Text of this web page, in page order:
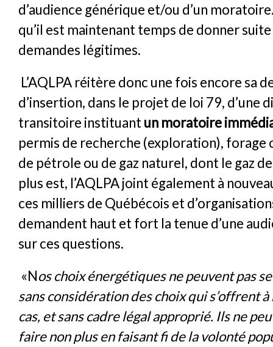
d’audience générique et/ou d’un
qu’il est maintenant temps de donner suite
demandes légitimes.
L’AQLPA réitère donc une fois encore sa
d’insertion, dans le projet de loi 79, d’une
transitoire instituantun moratoire
permis de recherche (exploration), forage
de pétrole ou de gaz naturel, dont le gaz
plus est, l’AQLPA joint également à
ces milliers de Québécois et
demandent haut et fort la tenue d’une
sur ces questions.
«Nos choix énergétiques ne peuvent pas
sans considération des choix qui s’offrent à
cas, et sans cadre légal approprié. Ils ne
faire non plus en faisant fi de la volonté